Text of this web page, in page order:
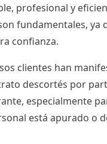
profesional y
fundamentales, ya
confianza.
clientes han
descortés por
especialmente
está apurado o